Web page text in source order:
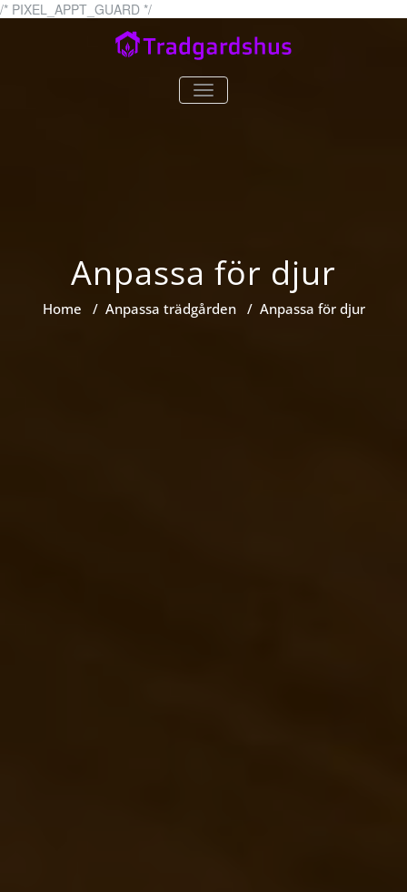
/* PIXEL_APPT_GUARD */Skip
content
tradgardshus.setradgardshus.se – allt om
TOGGLE
NAVIGATION
Anpassa för djur
Home / Anpassa trädgården/ Anpassa för djur